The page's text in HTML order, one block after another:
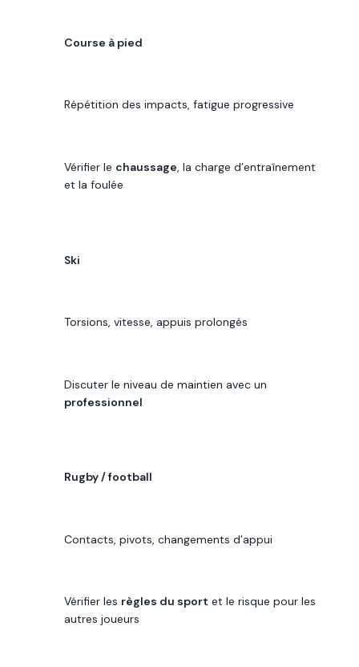
Course à pied
Répétition des impacts, fatigue progressive
Vérifier le chaussage, la charge d’entraînement
et la foulée
Ski
Torsions, vitesse, appuis prolongés
Discuter le niveau de maintien avec un
professionnel
Rugby / football
Contacts, pivots, changements d’appui
Vérifier les règles du sport et le risque pour les
autres joueurs